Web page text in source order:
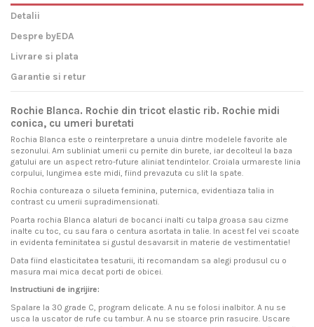
Detalii
Despre byEDA
Livrare si plata
Garantie si retur
Rochie Blanca. Rochie din tricot elastic rib. Rochie midi
conica, cu umeri buretati
Rochia Blanca este o reinterpretare a unuia dintre modelele favorite ale
sezonului. Am subliniat umerii cu pernite din burete, iar decolteul la baza
gatului are un aspect retro-future aliniat tendintelor. Croiala urmareste linia
corpului, lungimea este midi, fiind prevazuta cu slit la spate.
Rochia contureaza o silueta feminina, puternica, evidentiaza talia in
contrast cu umerii supradimensionati.
Poarta rochia Blanca alaturi de bocanci inalti cu talpa groasa sau cizme
inalte cu toc, cu sau fara o centura asortata in talie. In acest fel vei scoate
in evidenta feminitatea si gustul desavarsit in materie de vestimentatie!
Data fiind elasticitatea tesaturii, iti recomandam sa alegi produsul cu o
masura mai mica decat porti de obicei.
Instructiuni de ingrijire:
Spalare la 30 grade C, program delicate. A nu se folosi inalbitor. A nu se
usca la uscator de rufe cu tambur. A nu se stoarce prin rasucire. Uscare